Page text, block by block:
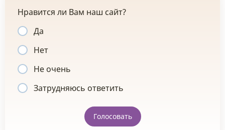
Нравится ли Вам наш сайт?
Да
Нет
Не очень
Затрудняюсь ответить
Голосовать